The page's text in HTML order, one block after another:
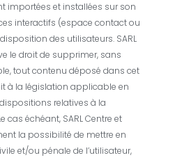
importées et installées sur son
interactifs (espace contact ou
des utilisateurs. SARL
le droit de supprimer, sans
tout contenu déposé dans cet
à la législation applicable en
relatives à la
cas échéant, SARL Centre et
la possibilité de mettre en
et/ou pénale de l’utilisateur,